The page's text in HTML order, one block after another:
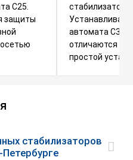
С25.
защиты
автомата С32.
отличаются
простой
стабилизаторов